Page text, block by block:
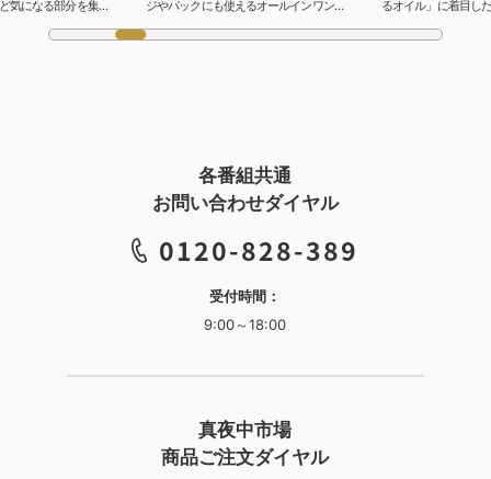
気になる部分を集中
したという金のチカ
ジやパックにも使えるオールインワンタ
人気アイテムの使用感をレポートしま
るオイル」に着目し
を担いながら、しっ
各番組共通
お問い合わせダイヤル
0120-828-389
受付時間：
9:00～18:00
真夜中市場
商品ご注文ダイヤル